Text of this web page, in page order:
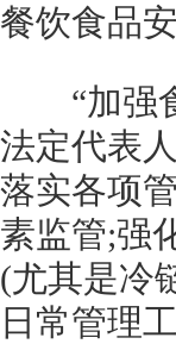
餐饮食品
“加强食
法定代表
落实各项
素监管;强
(尤其是冷
日常管理